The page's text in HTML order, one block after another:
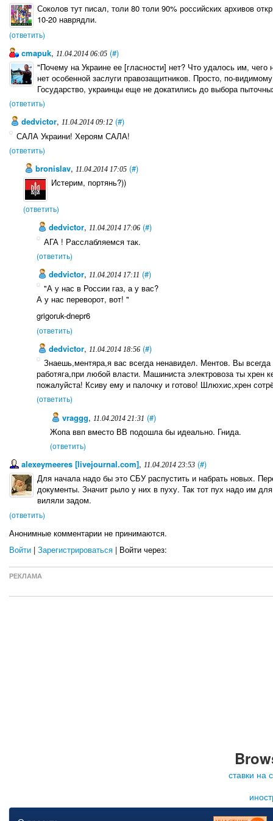
Соколов тут писал, толи 80 толи 90% российских архивов
10-20 наврядли.
(ответить)
cmapuk, 11.04.2014 06:05 (#)
"Почему на Украине ее [гласности] нет? Что удалось им,
нет особенной заслуги правозащитников. Просто, по-
Государство, украинцы еще не докатились до выбора
(ответить)
dedvictor, 11.04.2014 09:12 (#)
САЛА Украини! Хероям САЛА!
(ответить)
bronislav, 11.04.2014 17:05 (#)
Истерим, портянь?))
(ответить)
dedvictor,11.04.2014 17:06 (#)
АГА ! Расслабляемся так.
(ответить)
dedvictor,11.04.2014 17:11 (#)
"А у нас в России газ, а у вас?
А у нас переворот, вот! "
grigoruk-dnepr6
(ответить)
dedvictor,11.04.2014 18:56 (#)
Знаешь,ментяра,я вас всегда ненавидел. Ментов. Вы
работяга,при любой власти. Машиниста электровоза ты
пожалуйста! Ксиву ему и палочку и готово! Шлюхис,хрен
(ответить)
vraggg, 11.04.2014 21:31 (#)
Жопа ввп вместо ВВ подошла бы идеально. Гнида.
(ответить)
alexeymeeres [livejournal.com], 11.04.2014 23:53 (#)
Для начала надо бы это СБУ распустить и набрать новых.
документы. Значит рыло у них в пуху. Так тот пух надо им
виляли задом.
(ответить)
Анонимные комментарии не принимаются.
Войти | Зарегистрироваться | Войти через:
РЕКЛАМА
ставки на